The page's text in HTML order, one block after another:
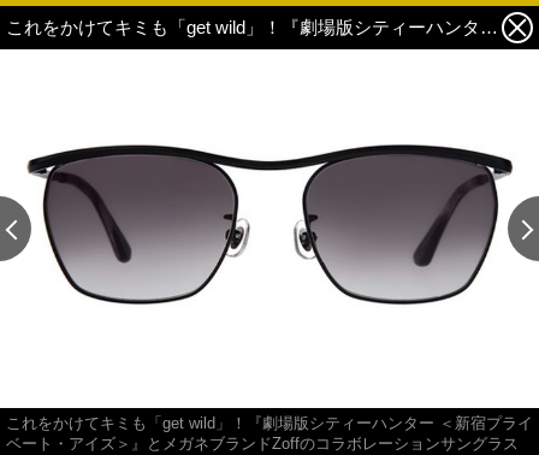
これをかけてキミも「get wild」！『劇場版シティーハンター ＜新宿プライベート・アイズ＞』とメガネブランドZoffのコラボレーションサングラスが発売決定！ 3枚目の写真・画像
これをかけてキミも「get wild」！『劇場版シティーハンター ＜新宿プライ
ベート・アイズ＞』とメガネブランドZoffのコラボレーションサングラス